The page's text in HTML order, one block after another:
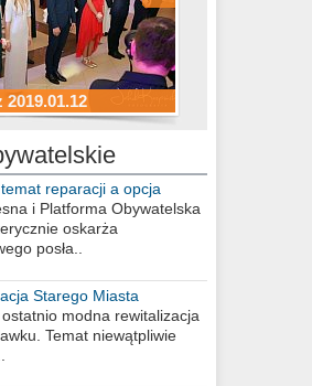
reparacji a opcja
i Platforma Obywatelska
oskarża
posła..
Starego Miasta
ostatnio modna rewitalizacja
Temat niewątpliwie